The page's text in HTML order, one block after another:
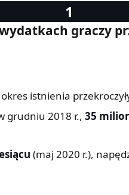
graczy
istnienia
grudniu 2018 r., 35
(maj 2020 r.),